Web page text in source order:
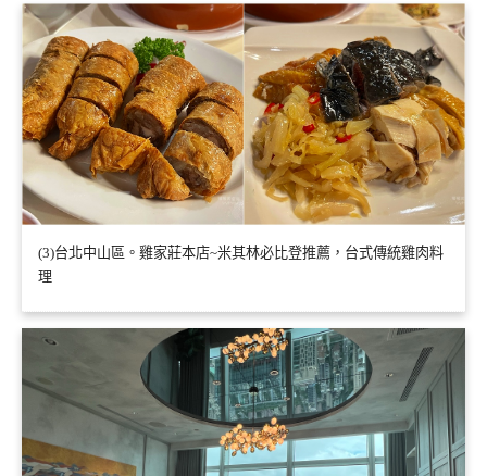
(3)台北中山區。雞家莊本店~米其林必比登推薦，台式傳統雞肉料
理